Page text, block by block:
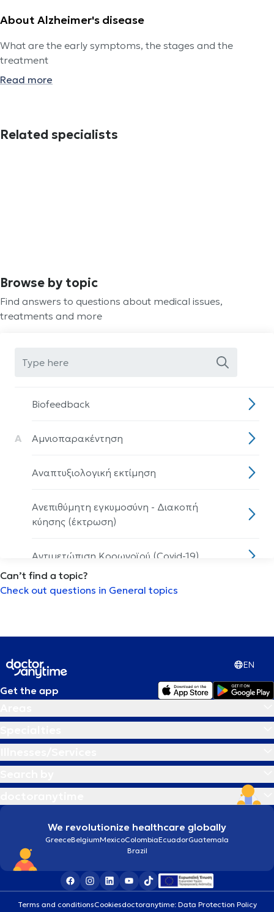
About Alzheimer's disease
What are the early symptoms, the stages and the
treatment
Read more
Related specialists
Browse by topic
Find answers to questions about medical issues,
treatments and more
Biofeedback
Α Αμνιοπαρακέντηση
Αναπτυξιολογική εκτίμηση
Ανεπιθύμητη εγκυμοσύνη - Διακοπή
κύησης (έκτρωση)
Αντιμετώπιση Κορωνοϊού (Covid-19)
Αρθροπλαστική ώμου
Αυτισμός
Αυτογνωσία
Γ Γαστρικο μποτοξ
Διαχείριση πένθους
Ε Εθισμός
Can’t find a topic?
Check out questions in General topics
EN
Get the app
We revolutionize healthcare globally
GreeceBelgiumMexicoColombiaEcuadorGuatemala
Brazil
Terms and conditionsCookiesdoctoranytime: Data Protection Policy